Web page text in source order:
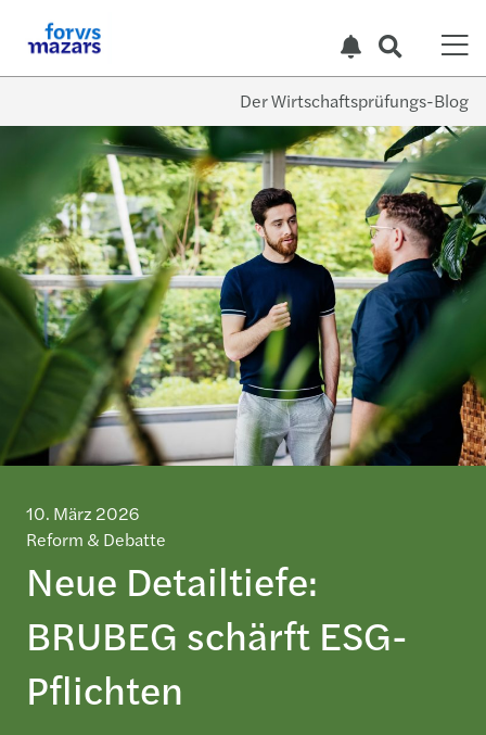
Der Wirtschaftsprüfungs-Blog
Neue Detailtiefe:
BRUBEG schärft ESG-
Pflichten
Reform & Debatte
10. März 2026